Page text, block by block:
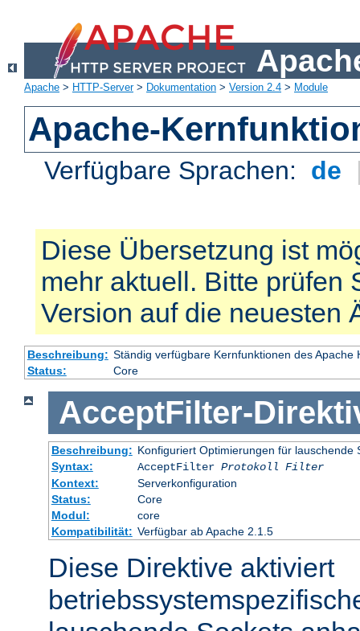
Apache > HTTP-Server> Dokumentation > Version 2.4 > Module
Apache-
Verfügbare Sprachen: de
Diese Übersetzung ist
mehr aktuell. Bitte prüfen
Version auf die neuesten
Beschreibung: Ständig verfügbare Kernfunktionen des Apache
Status:
Core
AcceptFilter-
Beschreibung: Konfiguriert Optimierungen für lauschende
Syntax:
AcceptFilter Protokoll Filter
Kontext:
Serverkonfiguration
Status:
Core
Modul:
core
Kompatibilität: Verfügbar ab Apache 2.1.5
Diese Direktive aktiviert